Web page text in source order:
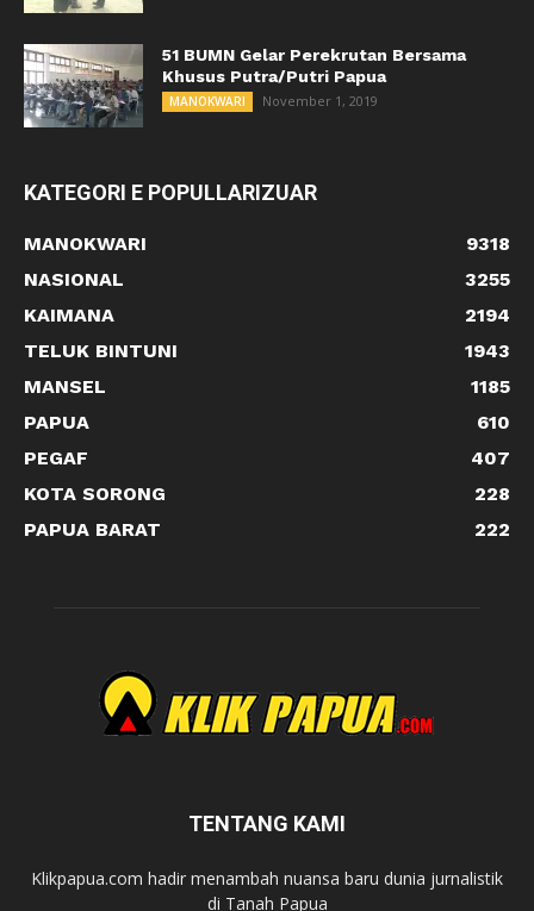
51 BUMN Gelar Perekrutan Bersama
Khusus Putra/Putri Papua
MANOKWARI November 1, 2019
KATEGORI E POPULLARIZUAR
MANOKWARI
9318
NASIONAL
3255
KAIMANA
2194
TELUK BINTUNI
1943
MANSEL
1185
PAPUA
610
PEGAF
407
KOTA SORONG
228
PAPUA BARAT
222
TENTANG KAMI
Klikpapua.com hadir menambah nuansa baru dunia jurnalistik
di Tanah Papua